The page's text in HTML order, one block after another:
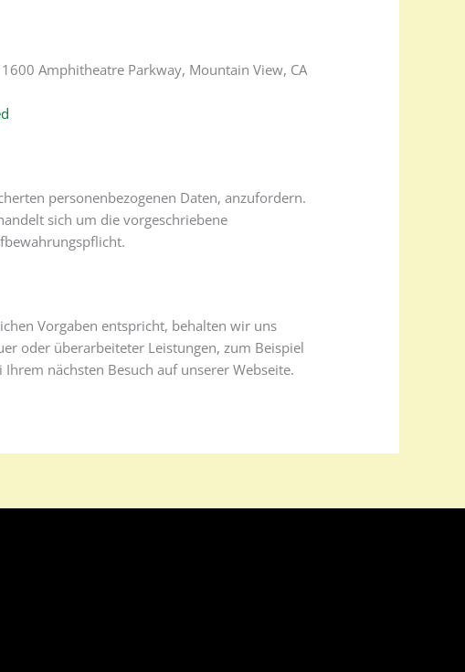
Amphitheatre Parkway, Mountain View, CA
personenbezogenen Daten, anzufordern.
sich um die vorgeschriebene
Vorgaben entspricht, behalten wir uns
oder überarbeiteter Leistungen, zum Beispiel
nächsten Besuch auf unserer Webseite.